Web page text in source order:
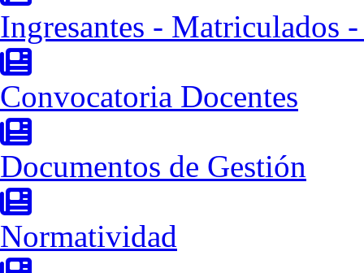
Ingresantes - Matriculados -
Convocatoria Docentes
Documentos de Gestión
Normatividad